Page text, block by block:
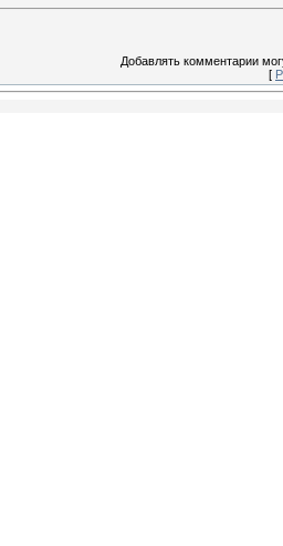
Добавлять комментарии
[